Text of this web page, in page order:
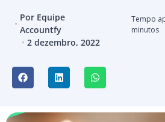
PorEquipe
Accountfy
2 dezembro, 2022
Tempo
minutos